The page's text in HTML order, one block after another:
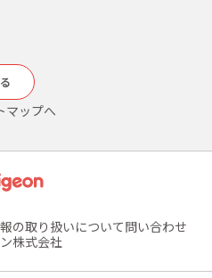
マップへ
の取り扱いについて問い合わせ
株式会社